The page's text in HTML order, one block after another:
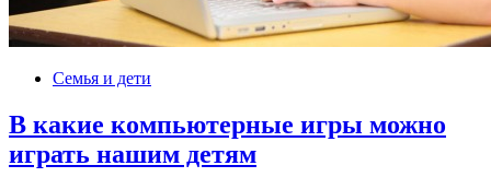
Семья и дети
В какие компьютерные игры можно
играть нашим детям